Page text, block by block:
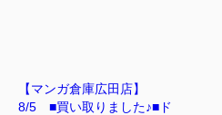
【マンガ倉庫広田店】
8/5 ■買い取りました♪■ド